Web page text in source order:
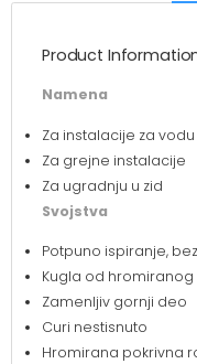
Product
Namena
Za instalacije za
Za grejne instalacije
Za ugradnju u zid
Svojstva
Potpuno ispiranje,
Kugla od
Zamenljiv gornji deo
Curi nestisnuto
Hromirana pokrivna